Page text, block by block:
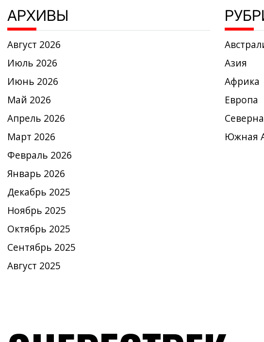
АРХИВЫ
Август 2026
Июль 2026
Июнь 2026
Май 2026
Апрель 2026
Март 2026
Февраль 2026
Январь 2026
Декабрь 2025
Ноябрь 2025
Октябрь 2025
Сентябрь 2025
Август 2025
Азия
Африка
Европа
Южная